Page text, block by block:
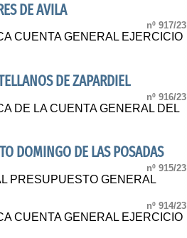
DE AVILA
nº 917/23
CUENTA GENERAL EJERCICIO
DE ZAPARDIEL
nº 916/23
DE LA CUENTA GENERAL DEL
DOMINGO DE LAS POSADAS
nº 915/23
PRESUPUESTO GENERAL
nº 914/23
CUENTA GENERAL EJERCICIO